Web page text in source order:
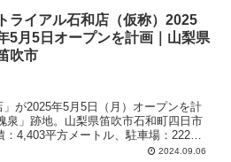
トライアル石和店（仮称）2025
5月5日オープンを計画｜山梨県
吹市
」が2025年5月5日（月）オープンを計
泉」跡地。山梨県笛吹市石和町四日市
4,403平方メートル、駐車場：222
2024.09.06